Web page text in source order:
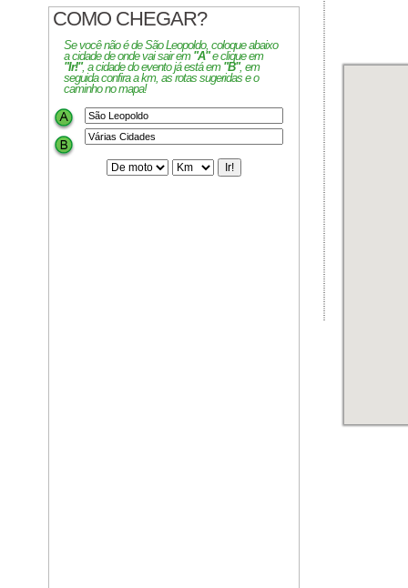
COMO CHEGAR?
Se você não é de São Leopoldo, coloque abaixo
a cidade de onde vai sair em "A"e clique em
"Ir!", a cidade do evento já está em "B", em
seguida confira a km, as rotas sugeridas e o
caminho no mapa!